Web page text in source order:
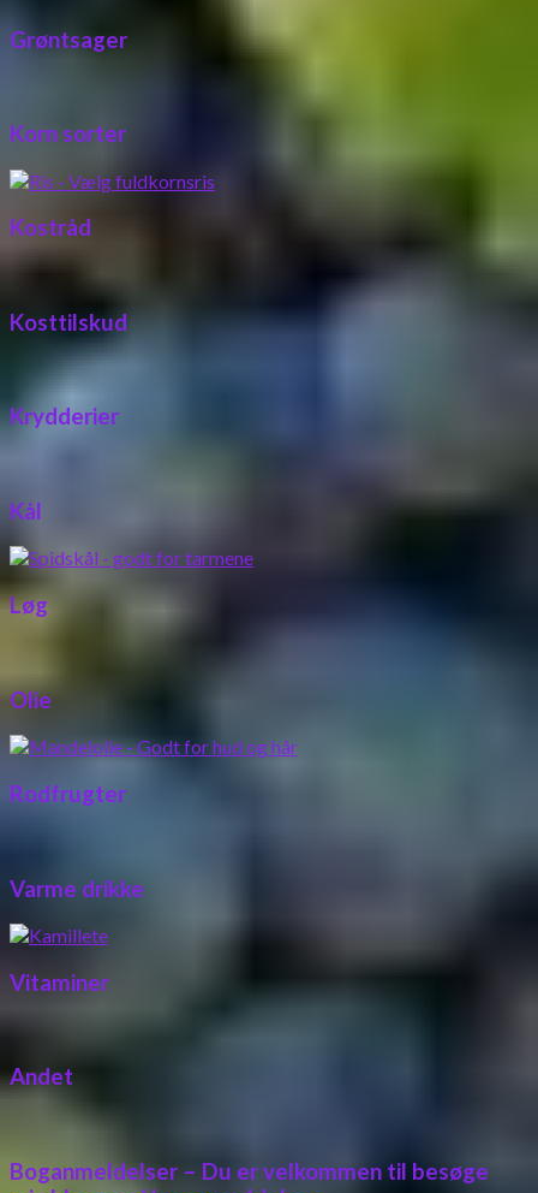
Grøntsager
Korn sorter
Kostråd
Kosttilskud
Krydderier
Kål
Løg
Olie
Rodfrugter
Varme drikke
Vitaminer
Andet
Boganmeldelser – Du er velkommen til besøge